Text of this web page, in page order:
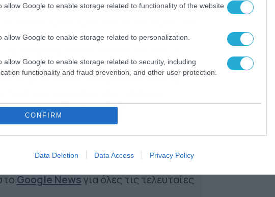
allow Google to enable storage related to functionality of the website
allow Google to enable storage related to personalization.
allow Google to enable storage related to security, including
functionality and fraud prevention, and other user protection.
CONFIRM
Data Deletion Data Access Privacy Policy
την καινοτομία και τη δέσμευση
αιχμής για τη βελτίωση της
ενίσχυση της πιστωτικής
αναδεικνύουν ότι ο ΟΠΑΠ
χρήση τεχνολογιών RPA και Intelligent
βελτιώνουν την αποδοτικότητα,
πελατών, μειώνουν τους χρόνους
τα ανθρώπινα λάθη.
Google Newsγια όλες τις τελευταίες